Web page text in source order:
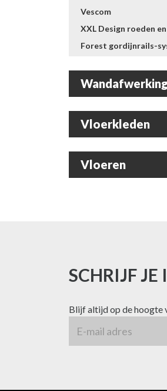
Vescom
XXL Design roeden
Forest gordijnrails-
Wandafwerking
Vloerkleden
Vloeren
SCHRIJF
Blijf altijd op de hoogte